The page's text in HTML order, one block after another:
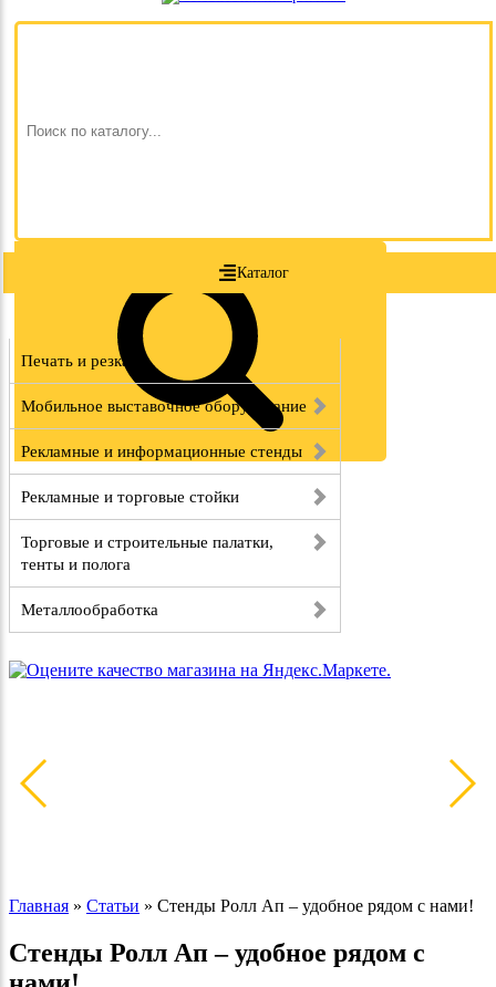
Каталог
Печать и резка
Мобильное выставочное оборудование
Рекламные и информационные стенды
Рекламные и торговые стойки
Торговые и строительные палатки,
тенты и полога
Металлообработка
Главная » Статьи » Стенды Ролл Ап – удобное рядом с нами!
Стенды Ролл Ап – удобное рядом с